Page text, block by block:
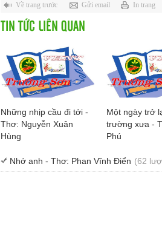
Về trang trước Gửi email In trang
TIN TỨC LIÊN QUAN
Những nhịp cầu đi tới -
Thơ: Nguyễn Xuân
Hùng
Một ngày trở
trường xưa -
Phú
Nhớ anh - Thơ: Phan Vĩnh Điển (62